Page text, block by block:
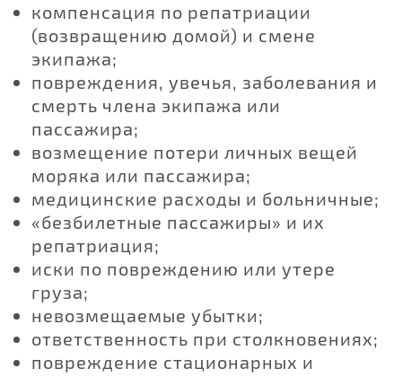
компенсация по репатриации
(возвращению домой) и смене
экипажа;
повреждения, увечья, заболевания и
смерть члена экипажа или
пассажира;
возмещение потери личных вещей
моряка или пассажира;
медицинские расходы и больничные;
«безбилетные пассажиры» и их
репатриация;
иски по повреждению или утере
груза;
невозмещаемые убытки;
ответственность при столкновениях;
повреждение стационарных и